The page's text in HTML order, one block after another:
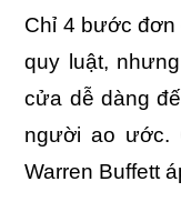
Chỉ 4 bước đơn
quy luật,
cửa dễ dàng
người ao ước.
Warren Buffett